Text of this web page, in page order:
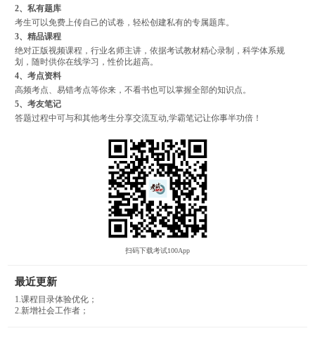
2、私有题库
考生可以免费上传自己的试卷，轻松创建私有的专属题库。
3、精品课程
绝对正版视频课程，行业名师主讲，依据考试教材精心录制，科学体系规
划，随时供你在线学习，性价比超高。
4、考点资料
高频考点、易错考点等你来，不看书也可以掌握全部的知识点。
5、考友笔记
答题过程中可与和其他考生分享交流互动,学霸笔记让你事半功倍！
扫码下载考试100App
最近更新
1.课程目录体验优化；
2.新增社会工作者；